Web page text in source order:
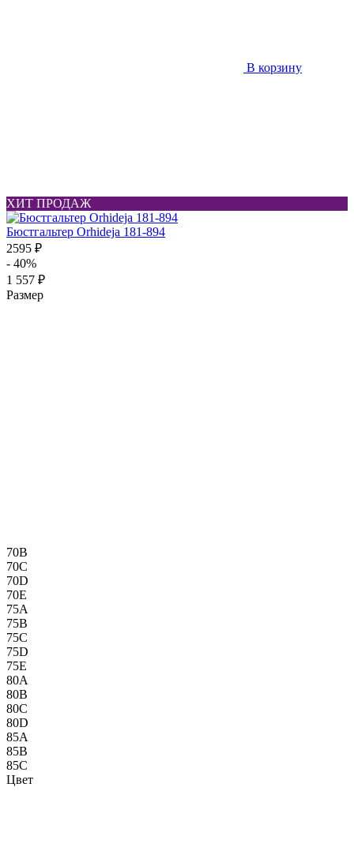
В корзину
ХИТ ПРОДАЖ
Бюстгальтер Orhideja 181-894
2595 ₽
- 40%
1 557 ₽
Размер
70B
70C
70D
70E
75A
75B
75C
75D
75E
80A
80B
80C
80D
85A
85B
85C
Цвет